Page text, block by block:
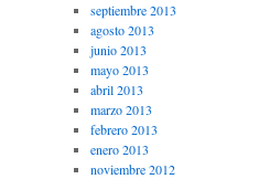
septiembre 2013
agosto 2013
junio 2013
mayo 2013
abril 2013
marzo 2013
febrero 2013
enero 2013
noviembre 2012